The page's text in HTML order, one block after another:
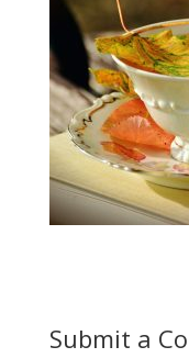
Submit a